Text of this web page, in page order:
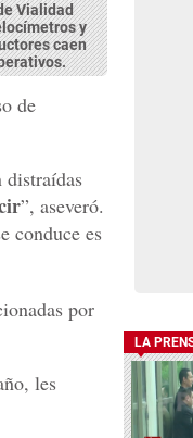
Vialidad
y
caen
de
distraídas
”, aseveró.
conduce es
por
les
LA